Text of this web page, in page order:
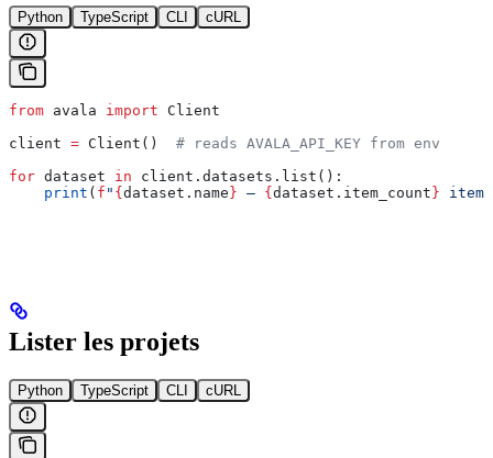
Python TypeScript CLI cURL
from avala import Client
client = Client() # reads AVALA_API_KEY from env
for dataset in client.datasets.list():
    print
( f " { dataset.name } — { dataset.item_count }
Lister les projets
Python TypeScript CLI cURL